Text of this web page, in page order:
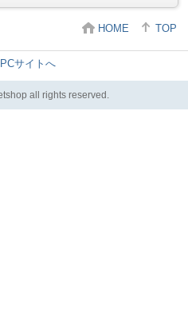
HOME TOP
PCサイトへ
all rights reserved.